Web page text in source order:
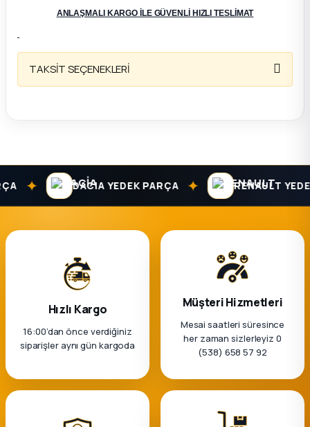
Parça
ANLAŞMALI KARGO İLE GÜVENLİ HIZLI TESLİMAT
TAKSİT SEÇENEKLERİ
✦ DACIA YEDEK PARÇA ✦ RENAULT YEDEK
Hızlı Kargo
16:00’dan önce verdiğiniz
siparişler aynı gün kargoda
Müşteri Hizmetleri
Mesai saatleri süresince
her zaman sizlerleyiz 0
(538) 658 57 92